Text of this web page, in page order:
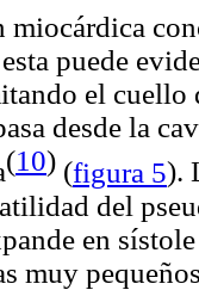
miocárdica
puede
el cuello
desde la
(10) (figura 5).
del
en
muy